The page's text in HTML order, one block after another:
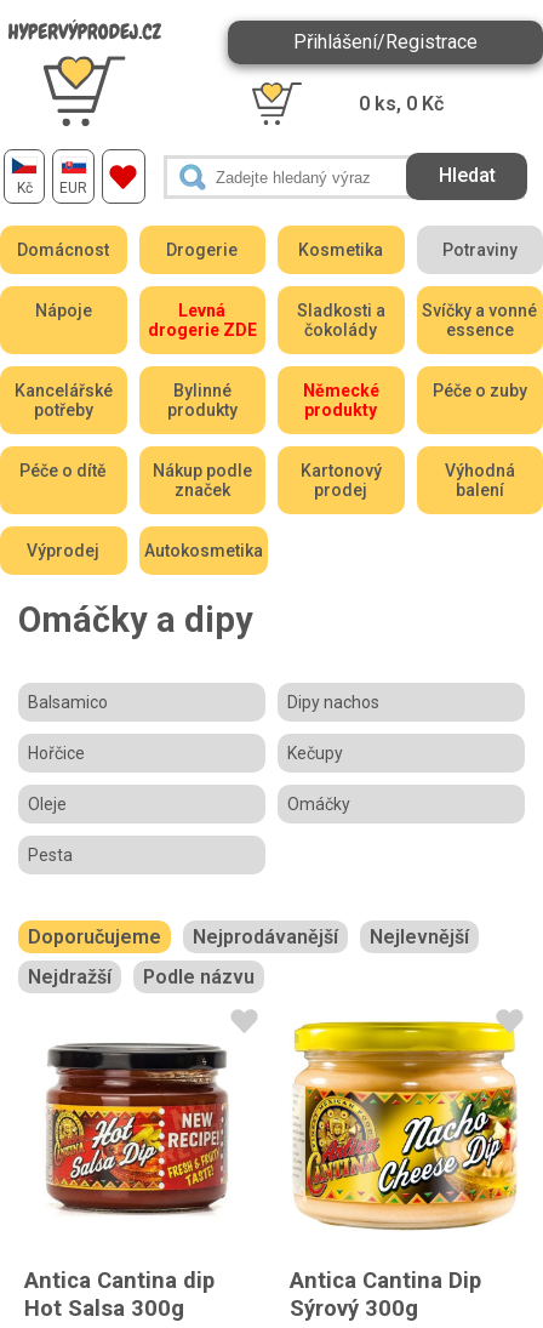
Kč EUR
Přihlášení/Registrace
0 ks, 0 Kč
Domácnost Drogerie Kosmetika Potraviny
Nápoje
Levná
drogerie ZDE
Sladkosti a
čokolády
Svíčky a vonné
essence
Kancelářské
potřeby
Bylinné
produkty
Německé
produkty
Péče o zuby
Péče o dítě
Nákup podle
značek
Kartonový
prodej
Výhodná
balení
Výprodej Autokosmetika
Omáčky a dipy
Balsamico Dipy nachos
Hořčice Kečupy
Oleje Omáčky
Pesta
Doporučujeme Nejprodávanější
Nejlevnější
Nejdražší
Podle názvu
Antica Cantina dip
Hot Salsa 300g
Antica Cantina Dip
Sýrový 300g